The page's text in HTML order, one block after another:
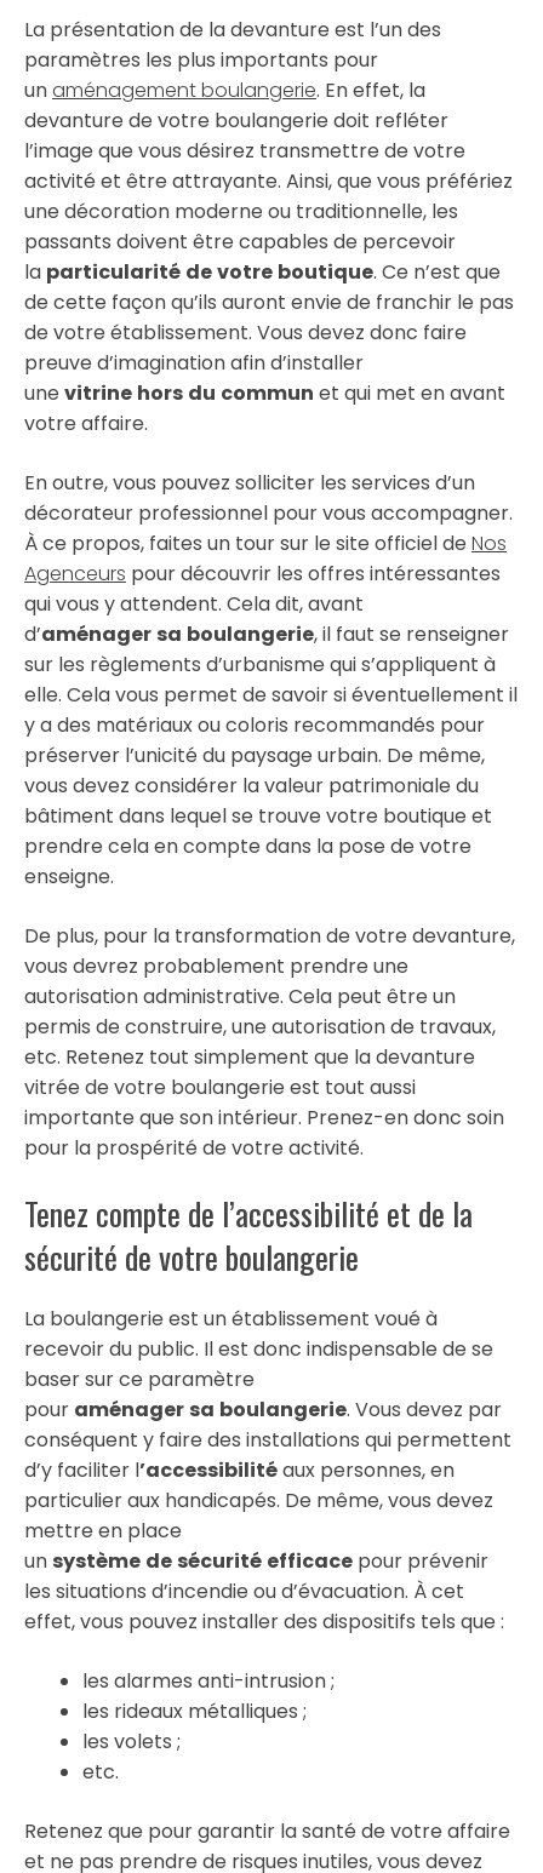
La présentation de la devanture est l’un des
paramètres les plus importants pour
unaménagement boulangerie. En effet, la
devanture de votre boulangerie doit refléter
l’image que vous désirez transmettre de votre
activité et être attrayante. Ainsi, que vous préfériez
une décoration moderne ou traditionnelle, les
passants doivent être capables de percevoir
la particularité devotre boutique. Ce n’est que
de cette façon qu’ils auront envie de franchir le pas
de votre établissement. Vous devez donc faire
preuve d’imagination afin d’installer
une vitrine hors du commun et qui met en avant
votre affaire.
En outre, vous pouvez solliciter les services d’un
décorateur professionnel pour vous accompagner.
À ce propos, faites un tour sur le site officiel de Nos
Agenceurs pour découvrir les offres intéressantes
qui vous y attendent. Cela dit, avant
d’aménager sa boulangerie, il faut se renseigner
sur les règlements d’urbanisme qui s’appliquent à
elle. Cela vous permet de savoir si éventuellement il
y a des matériaux ou coloris recommandés pour
préserver l’unicité du paysage urbain. De même,
vous devez considérer la valeur patrimoniale du
bâtiment dans lequel se trouve votre boutique et
prendre cela en compte dans la pose de votre
enseigne.
De plus, pour la transformation de votre devanture,
vous devrez probablement prendre une
autorisation administrative. Cela peut être un
permis de construire, une autorisation de travaux,
etc. Retenez tout simplement que la devanture
vitrée de votre boulangerie est tout aussi
importante que son intérieur. Prenez-en donc soin
pour la prospérité de votre activité.
Tenez compte de l’accessibilité et de la
sécurité de votre boulangerie
La boulangerie est un établissement voué à
recevoir du public. Il est donc indispensable de se
baser sur ce paramètre
pour aménager sa boulangerie. Vous devez par
conséquent y faire des installations qui permettent
d’y faciliter l’accessibilitéaux personnes, en
particulier aux handicapés. De même, vous devez
mettre en place
un système de sécurité efficace pour prévenir
les situations d’incendie ou d’évacuation. À cet
effet, vous pouvez installer des dispositifs tels que :
les alarmes anti-intrusion ;
les rideaux métalliques ;
les volets ;
etc.
Retenez que pour garantir la santé de votre affaire
et ne pas prendre de risques inutiles, vous devez